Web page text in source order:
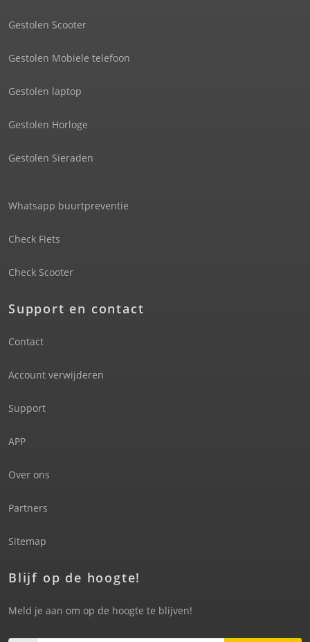
Gestolen Scooter
Gestolen Mobiele telefoon
Gestolen laptop
Gestolen Horloge
Gestolen Sieraden
Whatsapp buurtpreventie
Check Fiets
Check Scooter
Support en contact
Contact
Account verwijderen
Support
APP
Over ons
Partners
Sitemap
Blijf op de hoogte!
Meld je aan om op de hoogte te blijven!